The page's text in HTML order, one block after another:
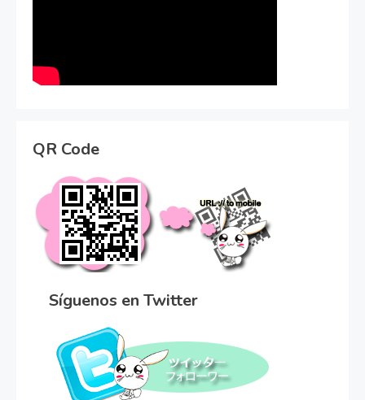
QR Code
Síguenos en Twitter